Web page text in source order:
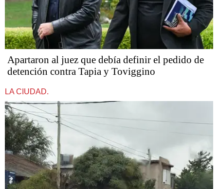
Apartaron al juez que debía definir el pedido de
detención contra Tapia y Toviggino
LA CIUDAD.